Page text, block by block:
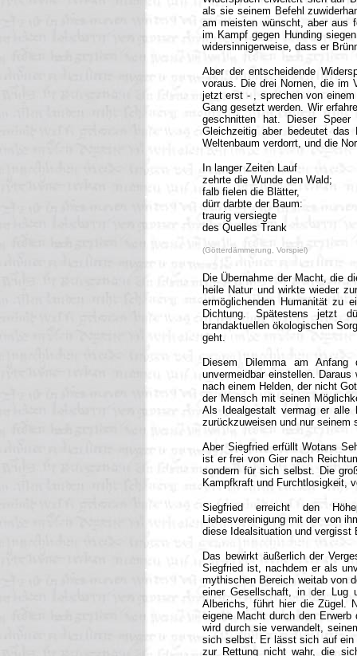
als sie seinem Befehl
am meisten wünscht, aber aus
im Kampf gegen Hunding
widersinnigerweise, dass er
Aber der entscheidende
voraus. Die drei Nornen, die im
jetzt erst - , sprechen von
Gang gesetzt werden. Wir
geschnitten hat. Dieser
Gleichzeitig aber bedeutet
Weltenbaum verdorrt, und die
In langer Zeiten Lauf
zehrte die Wunde den Wald;
falb fielen die Blätter,
dürr darbte der Baum:
traurig versiegte
des Quelles Trank
(Götterdämmerung, Vorspiel)
Die Übernahme der Macht, die
heile Natur und wirkte wieder
ermöglichenden Humanität zu
Dichtung. Spätestens jetzt
brandaktuellen ökologischen
geht.
Diesem Dilemma am
unvermeidbar einstellen.
nach einem Helden, der nicht
der Mensch mit seinen
Als Idealgestalt vermag er alle
zurückzuweisen und nur seinem
Aber Siegfried erfüllt Wotans
ist er frei von Gier nach
sondern für sich selbst. Die
Kampfkraft und Furchtlosigkeit,
Siegfried erreicht den
Liebesvereinigung mit der von
diese Idealsituation und vergisst
Das bewirkt äußerlich der
Siegfried ist, nachdem er als
mythischen Bereich weitab von
einer Gesellschaft, in der Lug
Alberichs, führt hier die Zügel.
eigene Macht durch den
wird durch sie verwandelt,
sich selbst. Er lässt sich auf ein
zur Rettung nicht wahr, die